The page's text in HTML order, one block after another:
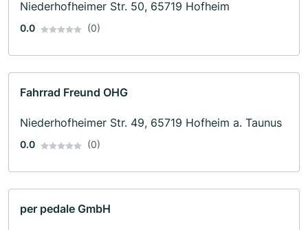
Niederhofheimer Str. 50, 65719 Hofheim
0.0 (0)
Fahrrad Freund OHG
Niederhofheimer Str. 49, 65719 Hofheim a. Taunus
0.0 (0)
per pedale GmbH